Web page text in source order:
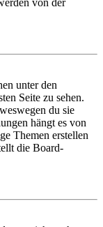
unter den
Seite zu sehen.
du sie
hängt es von
Themen erstellen
die Board-